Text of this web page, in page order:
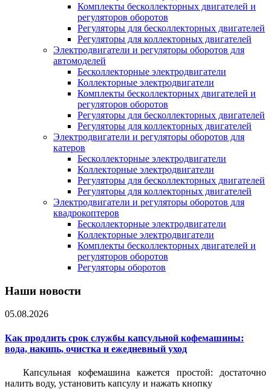
Комплекты бесколлекторных двигателей и
регуляторов оборотов
Регуляторы для бесколлекторных двигателей
Регуляторы для коллекторных двигателей
Электродвигатели и регуляторы оборотов для
автомоделей
Бесколлекторные электродвигатели
Коллекторные электродвигатели
Комплекты бесколлекторных двигателей и
регуляторов оборотов
Регуляторы для бесколлекторных двигателей
Регуляторы для коллекторных двигателей
Электродвигатели и регуляторы оборотов для
катеров
Бесколлекторные электродвигатели
Коллекторные электродвигатели
Регуляторы для бесколлекторных двигателей
Регуляторы для коллекторных двигателей
Электродвигатели и регуляторы оборотов для
квадрокоптеров
Бесколлекторные электродвигатели
Коллекторные электродвигатели
Комплекты бесколлекторных двигателей и
регуляторов оборотов
Регуляторы оборотов
Наши новости
05.08.2026
Как продлить срок службы капсульной кофемашины:
вода, накипь, очистка и ежедневный уход
Капсульная кофемашина кажется простой: достаточно
налить воду, установить капсулу и нажать кнопку